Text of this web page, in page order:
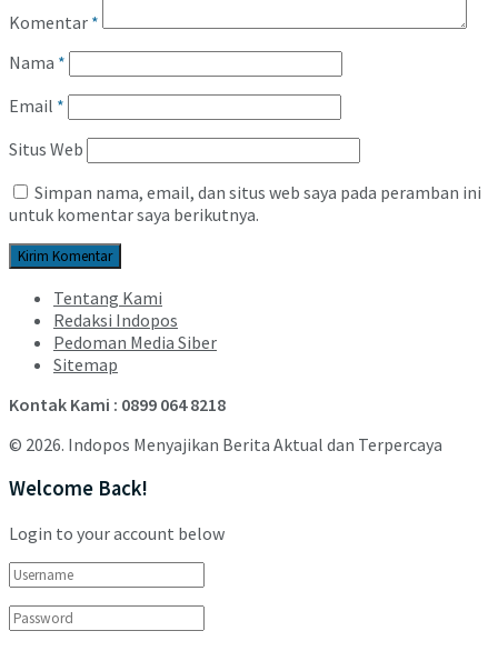
Komentar *
Nama *
Email *
Situs Web
Simpan nama, email, dan situs web saya pada peramban ini
untuk komentar saya berikutnya.
Tentang Kami
Redaksi Indopos
Pedoman Media Siber
Sitemap
Kontak Kami : 0899 064 8218
© 2026. Indopos Menyajikan Berita Aktual dan Terpercaya
Welcome Back!
Login to your account below